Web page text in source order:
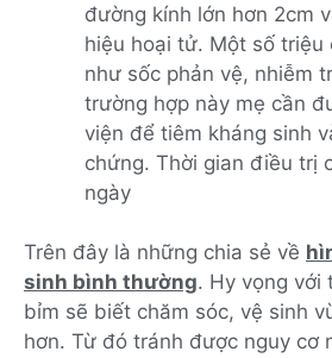
đường kính lớn hơn 2cm
hiệu hoại tử. Một số triệu
như sốc phản vệ, nhiễm
trường hợp này mẹ cần
viện để tiêm kháng sinh
chứng. Thời gian điều trị
ngày
Trên đây là những chia sẻ về
sinh bình thường. Hy vọng với
bỉm sẽ biết chăm sóc, vệ sinh
hơn. Từ đó tránh được nguy cơ